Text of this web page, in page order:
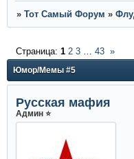
» Тот Самый Форум »
Юмор/Мемы #5
Страница: 1 2 3 43 »
Русская мафия
Админ ⭐️